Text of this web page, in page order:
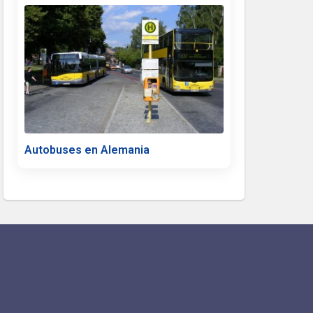
Autobuses en Alemania